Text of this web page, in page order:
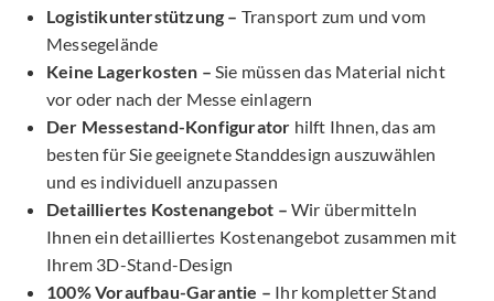
Logistikunterstützung – Transport zum und vom
Messegelände
Keine Lagerkosten – Sie müssen das Material nicht
vor oder nach der Messe einlagern
Der Messestand-Konfigurator hilft Ihnen, das am
besten für Sie geeignete Standdesign auszuwählen
und es individuell anzupassen
Detailliertes Kostenangebot – Wir übermitteln
Ihnen ein detailliertes Kostenangebot zusammen mit
Ihrem 3D-Stand-Design
100% Voraufbau-Garantie – Ihr kompletter Stand